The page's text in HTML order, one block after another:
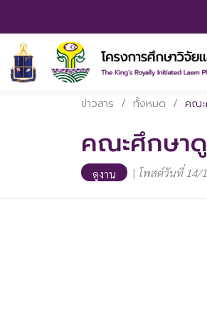
ข่าวสาร / ทั้งหมด / คณ
คณะศึกษา
ดูงาน | โพสต์วันที่ 14/